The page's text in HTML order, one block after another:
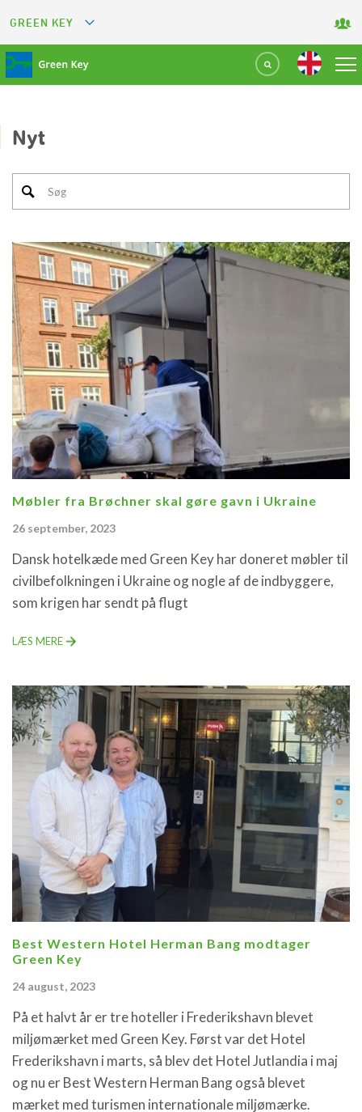
GREEN KEY
GREEN RESTAURANT
GREEN SPORT FACILITY
GREEN TOURISM ORGANIZATION
GREEN ATTRACTION
Nyt
Møbler fra Brøchner skal gøre gavn i Ukraine
26 september, 2023
Dansk hotelkæde med Green Key har doneret møbler til
civilbefolkningen i Ukraine og nogle af de indbyggere,
som krigen har sendt på flugt
LÆS MERE
Best Western Hotel Herman Bang modtager
Green Key
24 august, 2023
På et halvt år er tre hoteller i Frederikshavn blevet
miljømærket med Green Key. Først var det Hotel
Frederikshavn i marts, så blev det Hotel Jutlandia i maj
og nu er Best Western Herman Bang også blevet
mærket med turismen internationale miljømærke.